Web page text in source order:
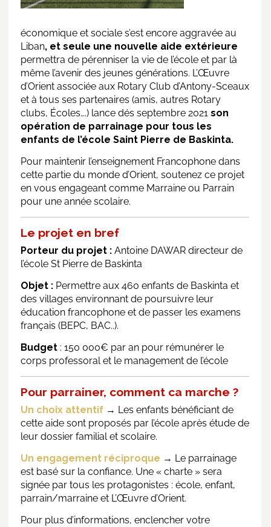
économique et sociale s’est encore aggravée au
Liban, et seule une nouvelle aide extérieure
permettra de pérenniser la vie de l’école et par là
même l’avenir des jeunes générations. L’Œuvre
d’Orient associée aux Rotary Club d’Antony-Sceaux
et à tous ses partenaires (amis, autres Rotary
clubs, Écoles….) lance dés septembre 2021 son
opération de parrainage pour tous les
enfants de l’école Saint Pierre de Baskinta.
Pour maintenir l’enseignement Francophone dans
cette partie du monde d’Orient, soutenez ce projet
en vous engageant comme Marraine ou Parrain
pour une année scolaire.
Le projet en bref
Porteur du projet : Antoine DAWAR directeur de
l’école St Pierre de Baskinta
Objet : Permettre aux 460 enfants de Baskinta et
des villages environnant de poursuivre leur
éducation francophone et de passer les examens
français (BEPC, BAC..).
Budget : 150 000€ par an pour rémunérer le
corps professoral et le management de l’école
Pour parrainer, comment ca marche ?
Un choix attentif → Les enfants bénéficiant de
cette aide sont proposés par l’école après étude de
leur dossier familial et scolaire.
Un engagement réciproque → Le parrainage
est basé sur la confiance. Une « charte » sera
signée par tous les protagonistes : école, enfant,
parrain/marraine et L’Œuvre d’Orient.
Pour plus d’informations, enclencher votre